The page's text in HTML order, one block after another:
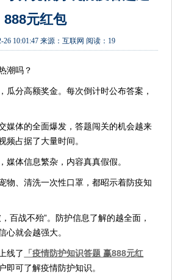
888元红包
26 10:01:47 来源：互联网 阅读：19
潮吗？
瓜分高额奖金。每次倒计时公布答案，
媒体的全面爆发，答题闯关的机会越来
频占据了大量时间。
媒体信息繁杂，内容真真假假。
物、清洗一次性口罩，都昭示着防疫知
百战不殆”。防护信息了解的越全面，
心就会越强大。
线了
「疫情防护知识答题 赢888元红
即可了解疫情防护知识。